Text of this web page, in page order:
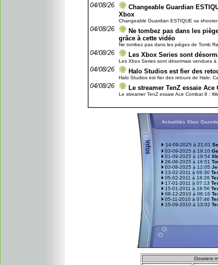
04/08/26
Changeable Guardian
Xbox
Changeable Guardian ESTIQUE va
04/08/26
Ne tombez pas dans les
grâce à cette vidéo
Ne tombez pas dans les pièges de Tomb
04/08/26 Les Xbox Series sont
Les Xbox Series sont désormais vendues
04/08/26 Halo Studios est fier des
Halo Studios est fier des retours de Halo:
04/08/26 Le streamer TenZ essaie
Le streamer TenZ essaie Ace Combat 8 :
Actualités Xbox Gazette
14-09-2025 à 21:01
03-09-2025 à 19:10
01-09-2025 à 19:54
26-08-2025 à 16:51
03-08-2025 à 12:05
13-02-2011 à 06:30
05-02-2011 à 18:26
17-01-2011 à 07:13
15-01-2011 à 18:56
08-12-2010 à 06:16
05-11-2010 à 07:46
15-09-2010 à 13:02
Dossiers